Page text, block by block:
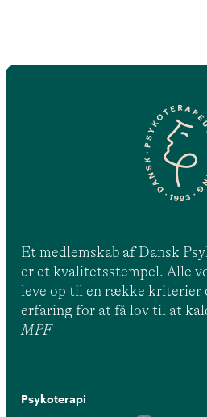
Et medlemskab af Dansk
er et kvalitetsstempel. Alle
leve op til en række kriterier
erfaring for at få lov til at
MPF
Psykoterapi